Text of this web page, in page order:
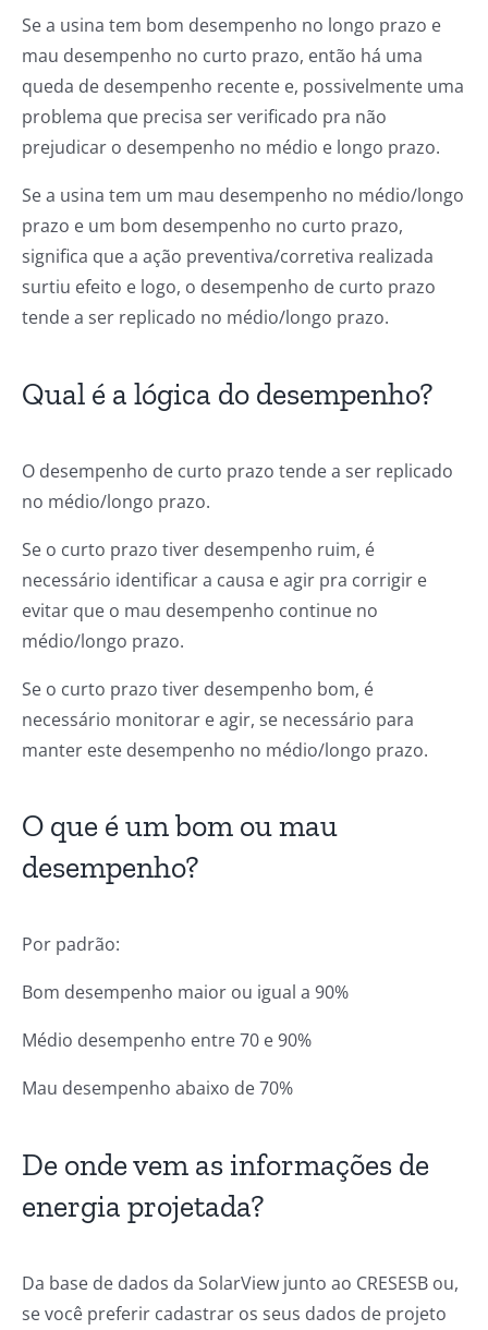
Se a usina tem bom desempenho no longo prazo e
mau desempenho no curto prazo, então há uma
queda de desempenho recente e, possivelmente uma
problema que precisa ser verificado pra não
prejudicar o desempenho no médio e longo prazo.
Se a usina tem um mau desempenho no médio/longo
prazo e um bom desempenho no curto prazo,
significa que a ação preventiva/corretiva realizada
surtiu efeito e logo, o desempenho de curto prazo
tende a ser replicado no médio/longo prazo.
Qual é a lógica do desempenho?
O desempenho de curto prazo tende a ser replicado
no médio/longo prazo.
Se o curto prazo tiver desempenho ruim, é
necessário identificar a causa e agir pra corrigir e
evitar que o mau desempenho continue no
médio/longo prazo.
Se o curto prazo tiver desempenho bom, é
necessário monitorar e agir, se necessário para
manter este desempenho no médio/longo prazo.
O que é um bom ou mau
desempenho?
Por padrão:
Bom desempenho maior ou igual a 90%
Médio desempenho entre 70 e 90%
Mau desempenho abaixo de 70%
De onde vem as informações de
energia projetada?
Da base de dados da SolarView junto ao CRESESB ou,
se você preferir cadastrar os seus dados de projeto